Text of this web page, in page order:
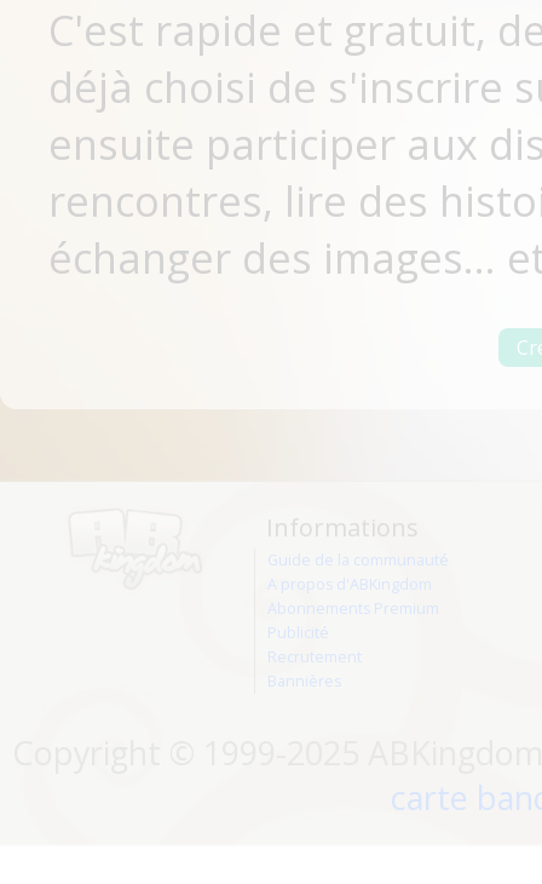
C'est rapide et gratuit,
déjà choisi de s'inscrire
ensuite participer aux
rencontres, lire des
échanger des images...
Informations
Guide de la communauté
A propos d'ABKingdom
Abonnements Premium
Publicité
Recrutement
Bannières
carte